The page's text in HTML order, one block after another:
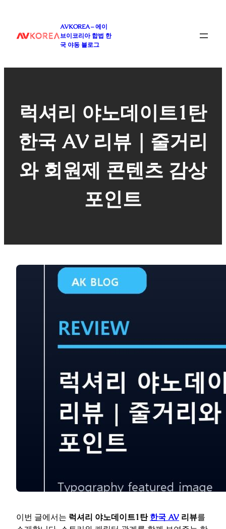
로
AVKOREA – 에이
브이코리아 합법 한
국 야동 블로그
럭셔리 야노데이트1탄
한국 AV 리뷰｜줄거리
와 회원제 콘텐츠 감상
포인트
이번 글에서는 럭셔리 야노데이트1탄한국 AV 리뷰를